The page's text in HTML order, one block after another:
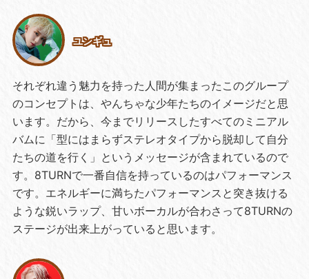
ユンギュ
それぞれ違う魅力を持った人間が集まったこのグループ
のコンセプトは、やんちゃな少年たちのイメージだと思
います。だから、今までリリースしたすべてのミニアル
バムに「型にはまらずステレオタイプから脱却して自分
たちの道を行く」というメッセージが含まれているので
す。8TURNで一番自信を持っているのはパフォーマンス
です。エネルギーに満ちたパフォーマンスと突き抜ける
ような鋭いラップ、甘いボーカルが合わさって8TURNの
ステージが出来上がっていると思います。